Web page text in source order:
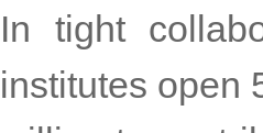
In tight
institutes open